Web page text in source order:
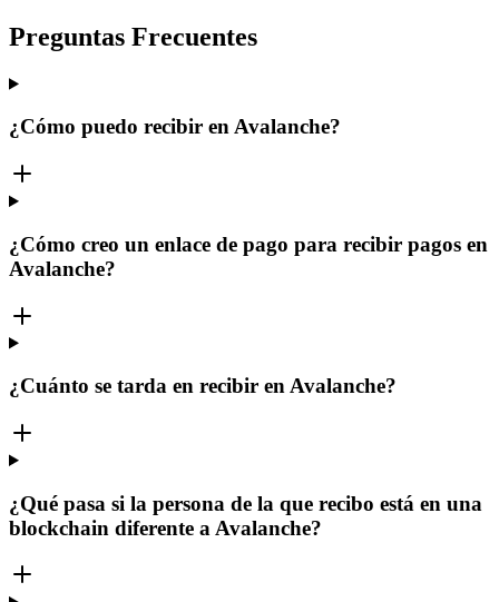
Preguntas Frecuentes
¿Cómo puedo recibir en Avalanche?
¿Cómo creo un enlace de pago para recibir pagos en
Avalanche?
¿Cuánto se tarda en recibir en Avalanche?
¿Qué pasa si la persona de la que recibo está en una
blockchain diferente a Avalanche?